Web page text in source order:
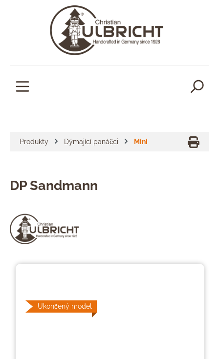
Produkty Dýmající panáčci Mini
DP Sandmann
Ukončený model